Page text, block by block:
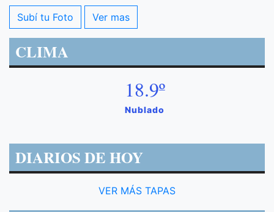
Subí tu Foto Ver mas
CLIMA
18.9º
Nublado
DIARIOS DE HOY
VER MÁS TAPAS